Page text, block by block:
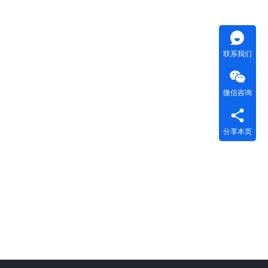
联系我们
微信咨询
分享本页